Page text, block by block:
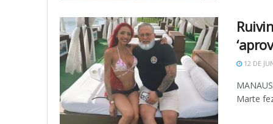
12 DE
Marte